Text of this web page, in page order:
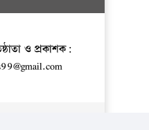
ও প্রকাশক: